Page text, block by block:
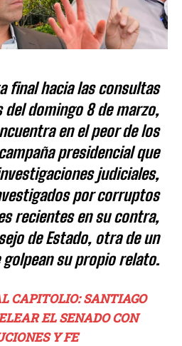
final hacia las consultas
domingo 8 de marzo,
en el peor de los
presidencial que
judiciales,
por corruptos
recientes en su contra,
de Estado, otra de un
golpean su propio relato.
CAPITOLIO: SANTIAGO
EL SENADO CON
Y FE